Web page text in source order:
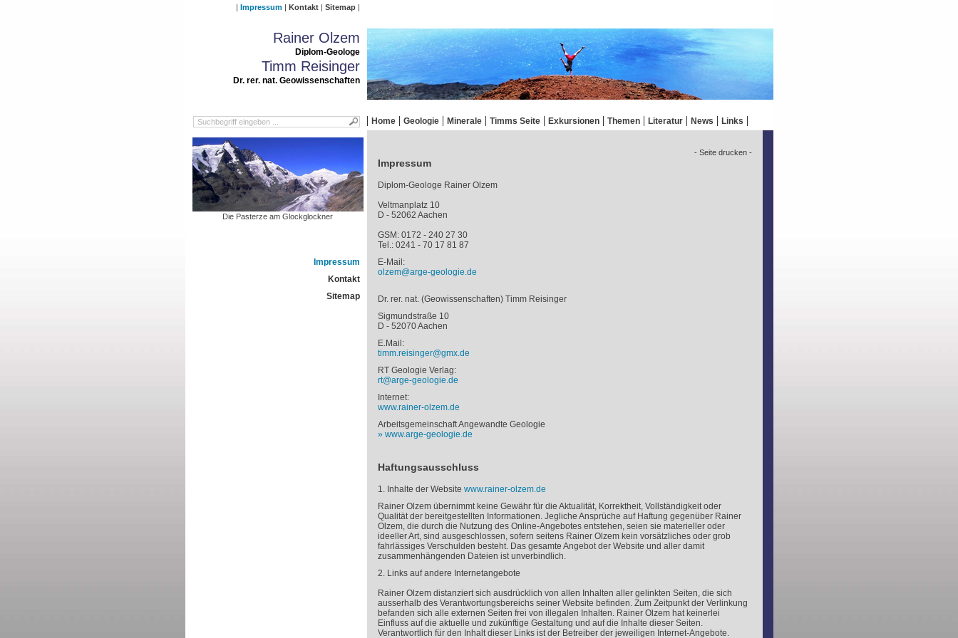
Impressum Kontakt Sitemap
Rainer Olzem
Diplom-Geologe
Timm Reisinger
Dr. rer. nat. Geowissenschaften
Home Geologie Minerale Timms Seite Exkursionen Themen Literatur News Links
Die Pasterze am Glockglockner
Impressum
Kontakt
Sitemap
- Seite drucken -
Impressum
Diplom-Geologe Rainer Olzem
Veltmanplatz 10
D - 52062 Aachen
GSM: 0172 - 240 27 30
Tel.: 0241 - 70 17 81 87
E-Mail:
olzem@arge-geologie.de
Dr. rer. nat. (Geowissenschaften) Timm Reisinger
Sigmundstraße 10
D - 52070 Aachen
E.Mail:
timm.reisinger@gmx.de
RT Geologie Verlag:
rt@arge-geologie.de
Internet:
www.rainer-olzem.de
Arbeitsgemeinschaft Angewandte Geologie
www.arge-geologie.de
Haftungsausschluss
1. Inhalte der Website www.rainer-olzem.de
Rainer Olzem übernimmt keine Gewähr für die Aktualität, Korrektheit, Vollständigkeit oder
Qualität der bereitgestellten Informationen. Jegliche Ansprüche auf Haftung gegenüber Rainer
Olzem, die durch die Nutzung des Online-Angebotes entstehen, seien sie materieller oder
ideeller Art, sind ausgeschlossen, sofern seitens Rainer Olzem kein vorsätzliches oder grob
fahrlässiges Verschulden besteht. Das gesamte Angebot der Website und aller damit
zusammenhängenden Dateien ist unverbindlich.
2. Links auf andere Internetangebote
Rainer Olzem distanziert sich ausdrücklich von allen Inhalten aller gelinkten Seiten, die sich
ausserhalb des Verantwortungsbereichs seiner Website befinden. Zum Zeitpunkt der Verlinkung
befanden sich alle externen Seiten frei von illegalen Inhalten. Rainer Olzem hat keinerlei
Einfluss auf die aktuelle und zukünftige Gestaltung und auf die Inhalte dieser Seiten.
Verantwortlich für den Inhalt dieser Links ist der Betreiber der jeweiligen Internet-Angebote.